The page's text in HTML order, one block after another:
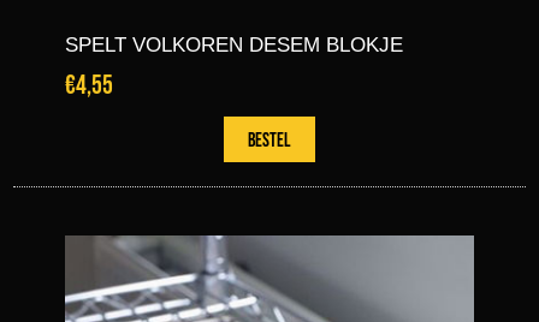
SPELT VOLKOREN DESEM BLOKJE
€4,55